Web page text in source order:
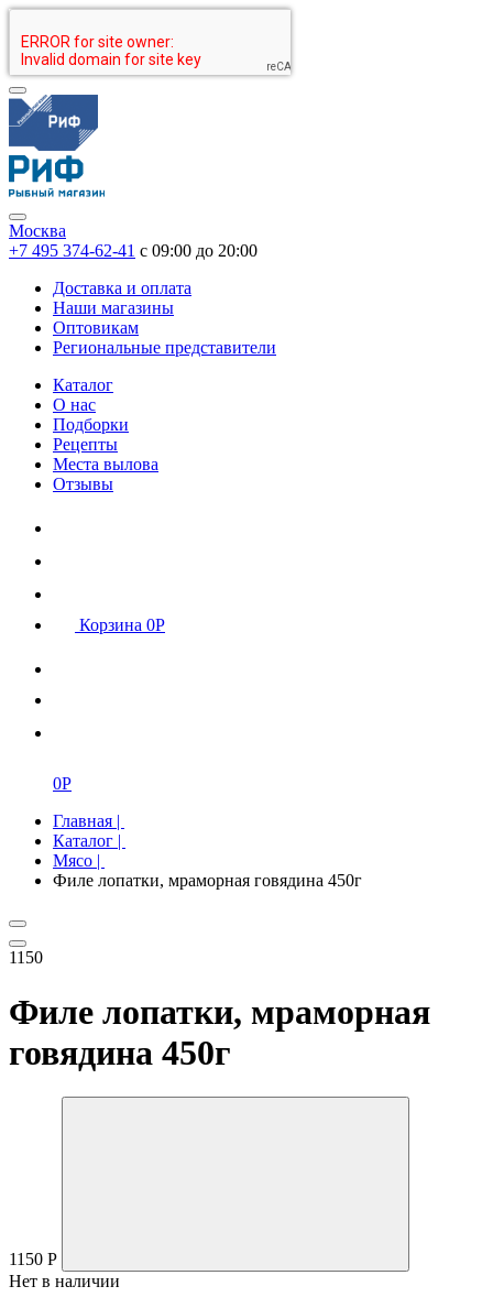
Москва
+7 495 374-62-41 c 09:00 до 20:00
Доставка и оплата
Наши магазины
Оптовикам
Региональные представители
Каталог
О нас
Подборки
Рецепты
Места вылова
Отзывы
Корзина 0Р
0Р
Главная |
Каталог |
Мясо |
Филе лопатки, мраморная говядина 450г
1150
Филе лопатки, мраморная
говядина 450г
1150 Р
Нет в наличии